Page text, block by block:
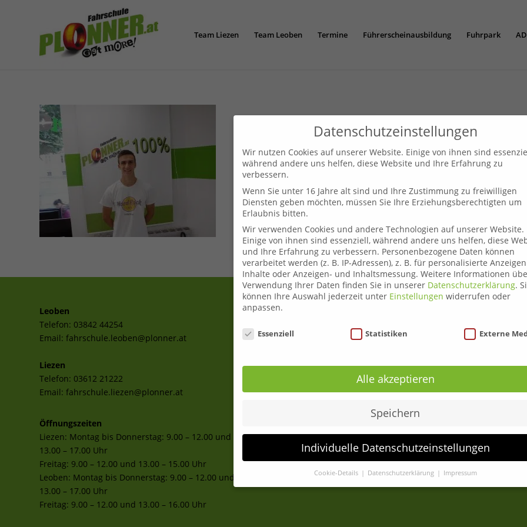
Team Liezen Team Leoben Termine Führerscheinausbildung Fuhrpark
Leoben
Telefon: 03842 44254
Email: fahrschule.leoben@plonner.at
Liezen
Telefon: 03612 21222
Email: fahrschule.liezen@plonner.at
Öffnungszeiten
Liezen: Montag bis Donnerstag: 9.00 – 12.00 und
13.00 – 17.00 Uhr
Freitag: 9.00 – 12.00 und 13.00 – 15.00 Uhr
Leoben: Montag bis Donnerstag: 9.00 – 12.00 und
13.00 – 17.00 Uhr
Freitag: 9.00 – 12.00 und 13.00 – 16.00 Uhr
Liezen
Anmeldung
Kontakt
Datenschutzeinstellungen
Wir nutzen Cookies auf unserer Website. Einige von ihnen sind
während andere uns helfen, diese Website und Ihre Erfahrung zu
verbessern.
Wenn Sie unter 16 Jahre alt sind und Ihre Zustimmung zu freiwilligen
Diensten geben möchten, müssen Sie Ihre Erziehungsberechtigten um
Erlaubnis bitten.
Wir verwenden Cookies und andere Technologien auf unserer Website.
Einige von ihnen sind essenziell, während andere uns helfen, diese
und Ihre Erfahrung zu verbessern. Personenbezogene Daten können
verarbeitet werden (z. B. IP-Adressen), z. B. für personalisierte
Inhalte oder Anzeigen- und Inhaltsmessung. Weitere Informationen
Verwendung Ihrer Daten finden Sie in unserer Datenschutzerklärung.
können Ihre Auswahl jederzeit unter Einstellungen widerrufen oder
anpassen.
Datenschutzeinstellungen
Essenziell Statistiken Externe
Alle akzeptieren
Speichern
Individuelle Datenschutzeinstellungen
Cookie-Details Datenschutzerklärung Impressum
Datenschutzeinstellungen